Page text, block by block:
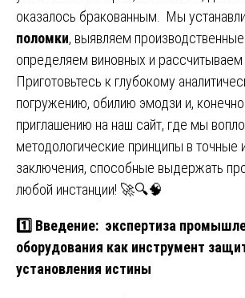
оказалось бракованным. Мы
поломки, выявляем
определяем виновных и
Приготовьтесь к глубокому
погружению, обилию эмодзи и,
приглашению на наш сайт, где мы
методологические принципы в точные
заключения, способные выдержать
любой инстанции! 🚀🔍🧠
1️⃣ Введение: экспертиза
оборудования как инструмент
установления истины